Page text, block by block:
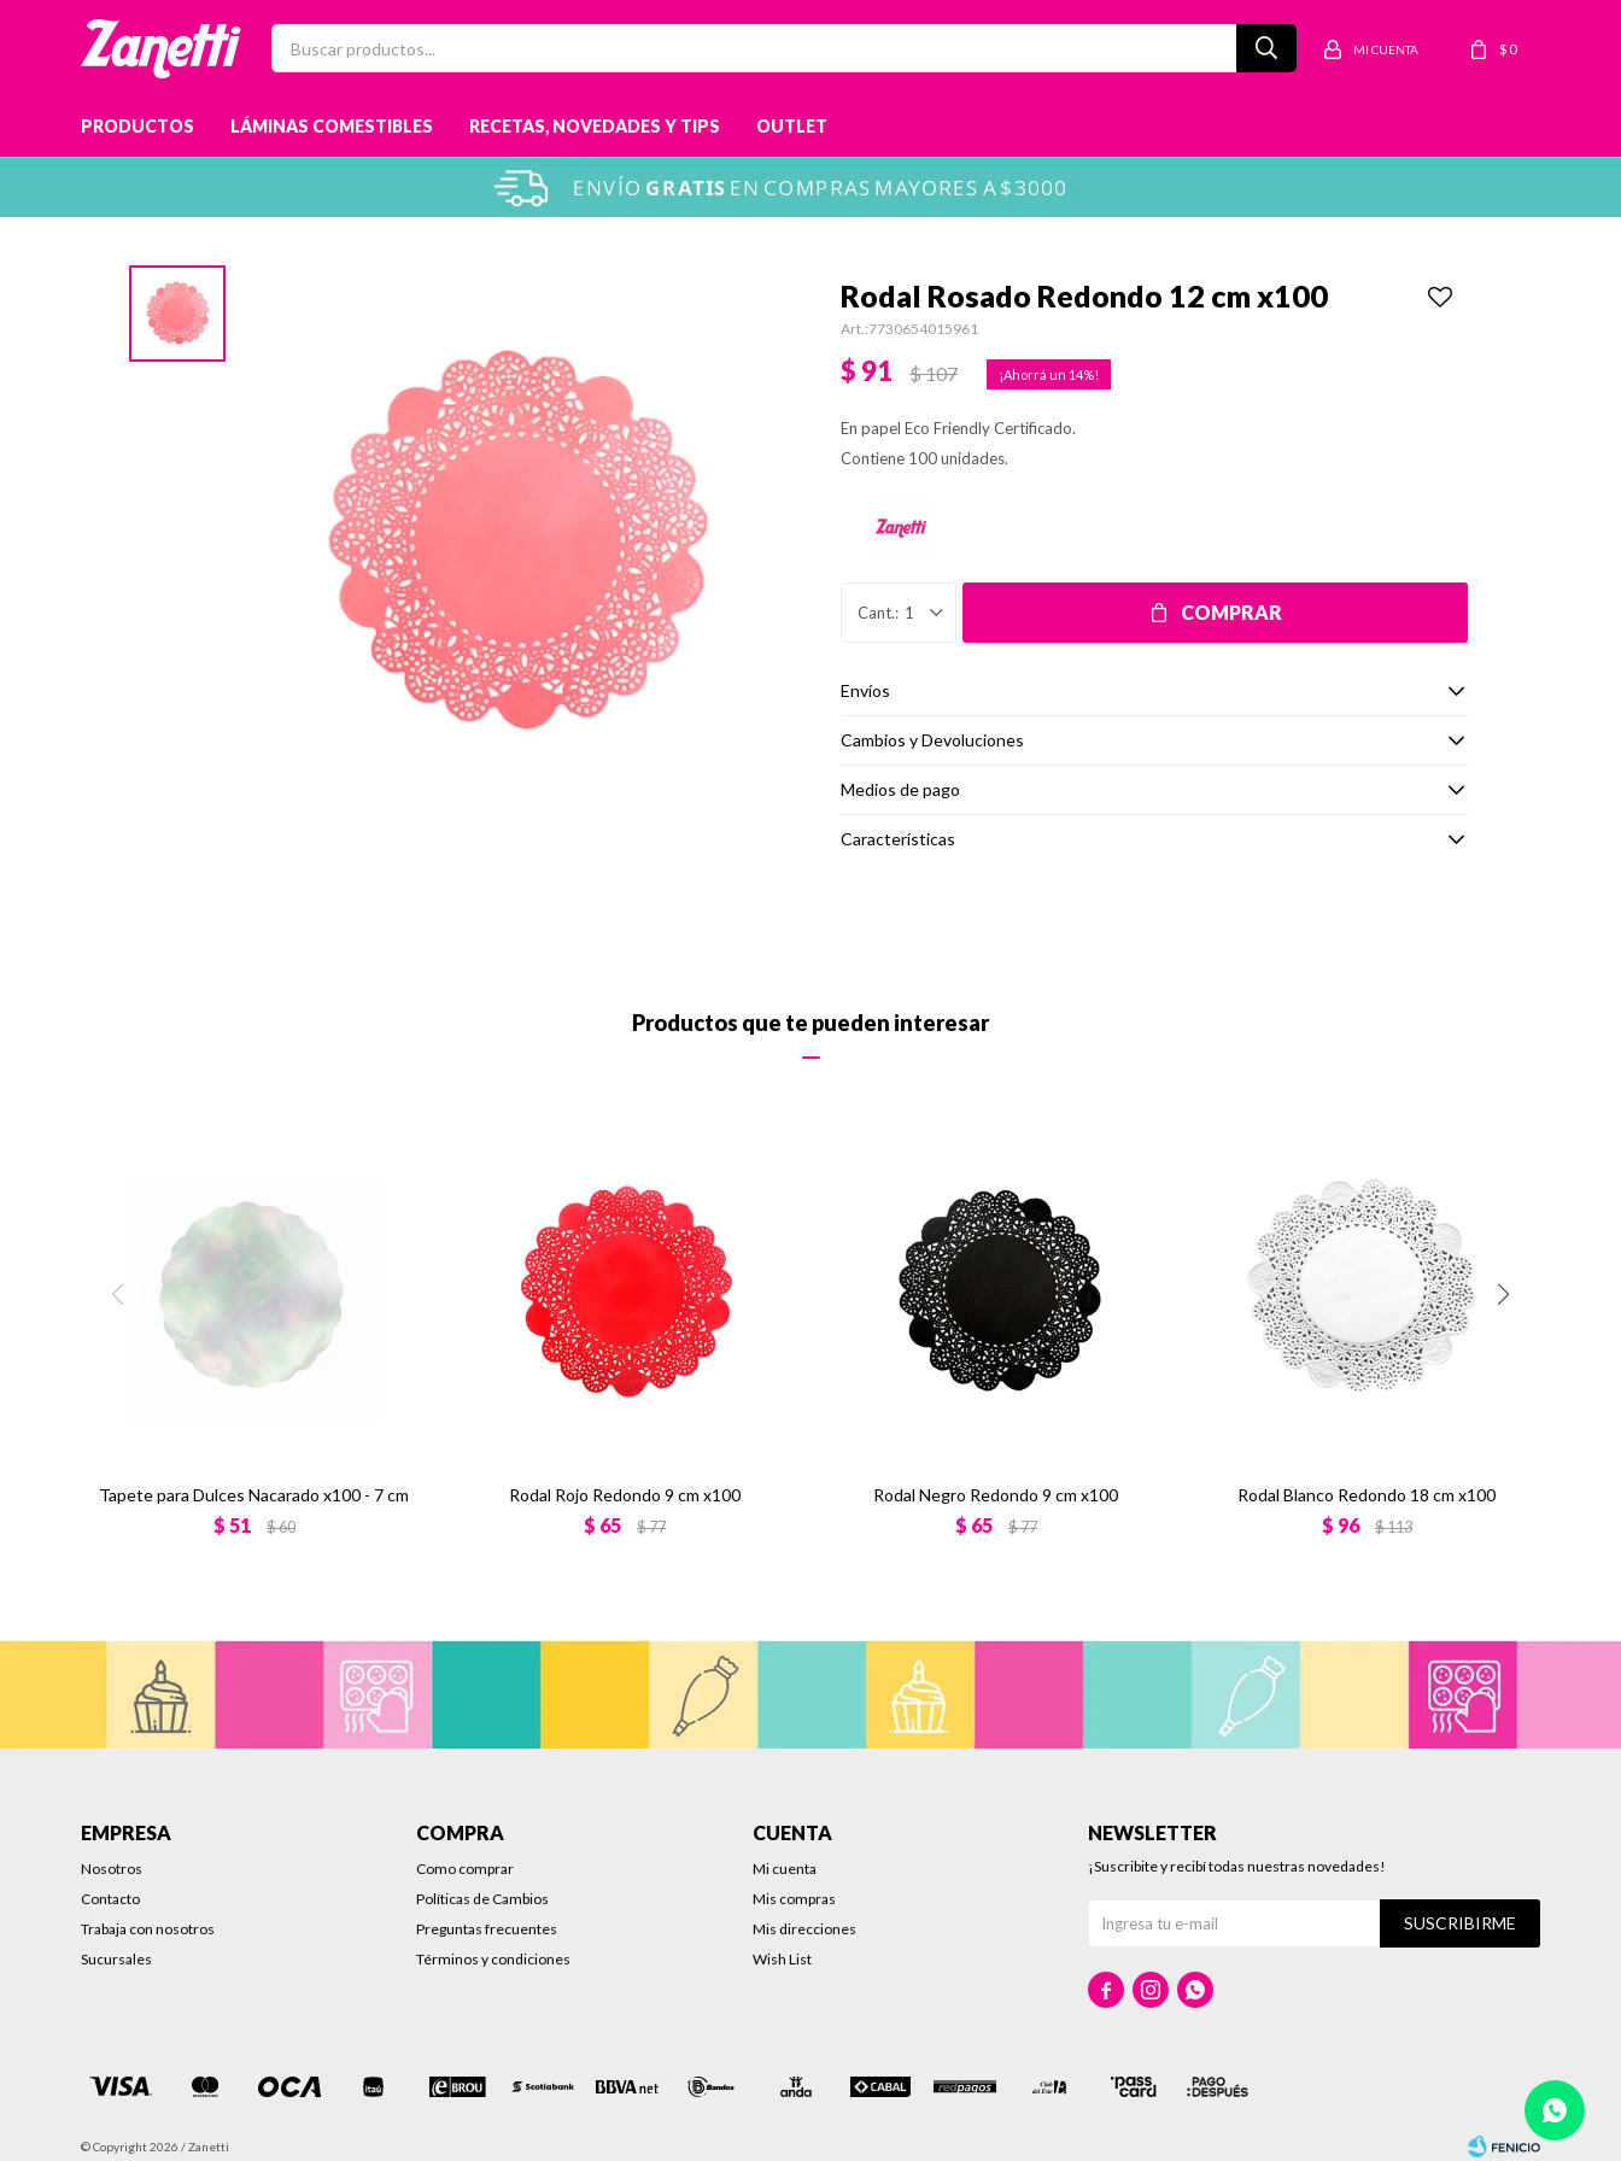
PRODUCTOS LÁMINAS COMESTIBLES RECETAS, NOVEDADES Y TIPS OUTLET
$ 0
Rodal Rosado Redondo 12 cm x100
7730654015961
$ 91 $107 14
En papel Eco Friendly Certificado.
Contiene 100 unidades.
1 COMPRAR
Envíos
Cambios y Devoluciones
Medios de pago
Características
Productos que te pueden interesar
Tapete para Dulces Nacarado x100 - 7 cm
$ 51 $60
Rodal Rojo Redondo 9 cm x100
$ 65 $77
Rodal Negro Redondo 9 cm x100
$ 65 $77
Rodal Blanco Redondo 18 cm x100
$ 96 $113
EMPRESA
Nosotros
Contacto
Trabaja con nosotros
Sucursales
COMPRA
Como comprar
Políticas de Cambios
Preguntas frecuentes
Términos y condiciones
CUENTA
Mi cuenta
Mis compras
Mis direcciones
Wish List
NEWSLETTER
¡Suscribite y recibí todas nuestras novedades!
SUSCRIBIRME
  
© Copyright 2026 / Zanetti